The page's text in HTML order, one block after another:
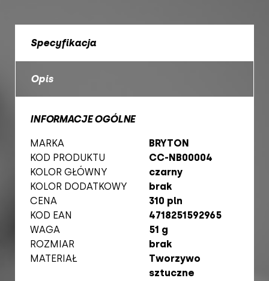
Specyfikacja
Opis
INFORMACJE OGÓLNE
MARKA
BRYTON
KOD PRODUKTU
CC-NB00004
KOLOR GŁÓWNY
czarny
KOLOR DODATKOWY
brak
CENA
310 pln
KOD EAN
4718251592965
WAGA
51 g
ROZMIAR
brak
MATERIAŁ
Tworzywo
sztuczne